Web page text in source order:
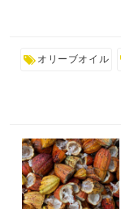
オリーブオイル